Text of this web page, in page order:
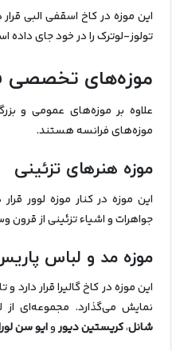
این موزه در کاخ اسقفی البی
تولوز-لوترک را در خود جای داده
موزه‌های تخصصی
علاوه بر موزه‌های عمومی و
موزه‌های فرانسه هستند.
موزه هنرهای تزئینی
این موزه در کنار موزه لوور
جواهرات و اشیاء تزئینی از قرون
موزه مد و لباس
نمایش می‌گذارد. مجموعه‌ای از
شانل،کریستین دیوروایو سن